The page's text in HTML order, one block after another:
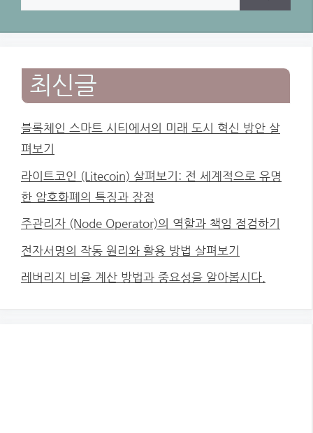
최신글
블록체인 스마트 시티에서의 미래 도시 혁신 방안 살
펴보기
라이트코인 (Litecoin) 살펴보기: 전 세계적으로 유명
한 암호화폐의 특징과 장점
주관리자 (Node Operator)의 역할과 책임 점검하기
전자서명의 작동 원리와 활용 방법 살펴보기
레버리지 비율 계산 방법과 중요성을 알아봅시다.